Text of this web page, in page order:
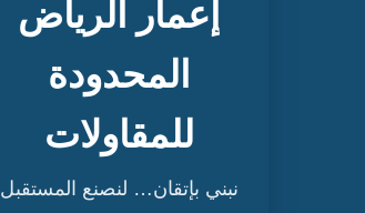
إعمار الرياض
المحدودة
للمقاولات
نبني بإتقان… لنصنع المستقبل